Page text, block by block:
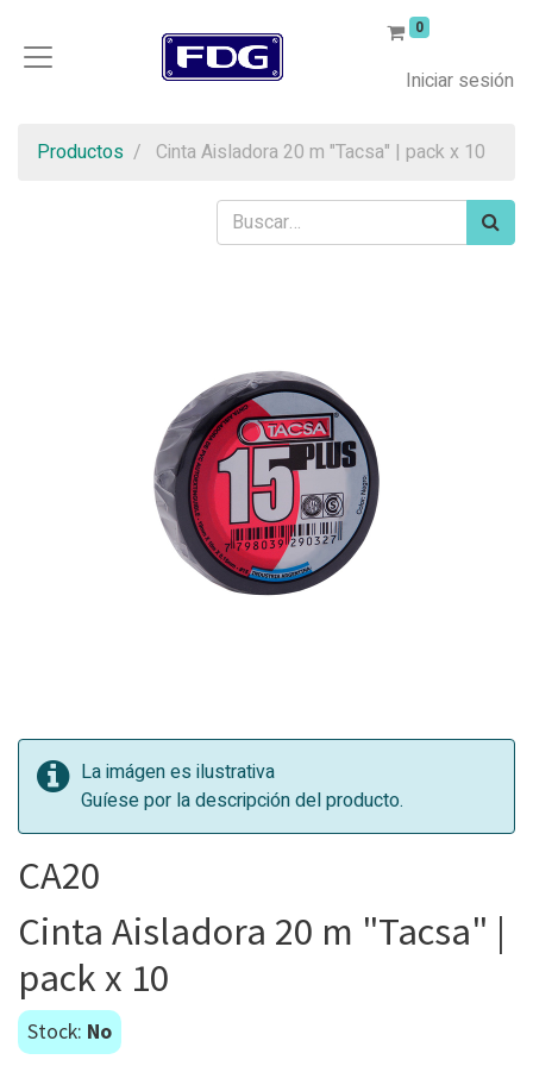
0
Iniciar sesión
Productos Cinta Aisladora 20 m "Tacsa" | pack x 10
La imágen es ilustrativa
Guíese por la descripción del producto.
CA20
Cinta Aisladora 20 m "Tacsa" |
pack x 10
Stock: No